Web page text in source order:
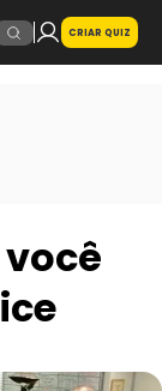
CRIAR QUIZ